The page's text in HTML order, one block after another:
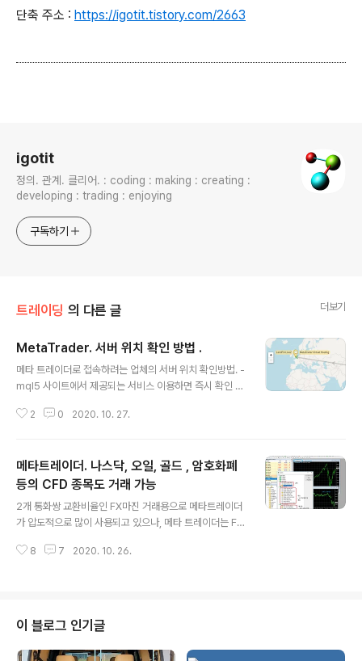
단축 주소 : https://igotit.tistory.com/2663
igotit
정의. 관계. 클리어. : coding : making : creating :
developing : trading : enjoying
구독하기
트레이딩 의 다른 글 더보기
MetaTrader. 서버 위치 확인 방법 .
메타 트레이더로 접속하려는 업체의 서버 위치 확인방법. -
mql5 사이트에서 제공되는 서비스 이용하면 즉시 확인 가
동시에 해당서버에 가장 빠르게 접속가능한 호스팅 서비스
5 The fastest VPS server for forex trading from
the MetaTrader 4/5 terminal developers www.
mql5.com 위 사이트에 접속하면 아래처럼 보이며, 여기
서 업체 이름을 영문으로 앞부분만 기록하면 운영중인 서
버들이 모두 리스팅 되며 이 중에서 1개 선택하면 서버 위
치를..
2 0 2020. 10. 27.
메타트레이더. 나스닥, 오일, 골드 , 암호화폐
등의 CFD 종목도 거래 가능
2개 통화쌍 교환비율인 FX마진 거래용으로 메타트레이더
가 압도적으로 많이 사용되고 있으나, 메타 트레이더는 FX
은 금속류, 크루드오일 등도 거래 가능하다. CFD 종목이라
on 클릭하면 아래 처럼 해당 종목의 정보 볼 수 있다. 예 :
나스닥, S&P 상위정리 메타트레이더 5. 체계정리. 활용법/
지식 MetaTrader 5 메타트레이더 5 , 메타에디터, MQL
8 7 2020. 10. 26.
이 블로그 인기글